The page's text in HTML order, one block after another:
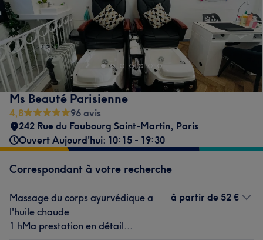
Ms Beauté Parisienne
4,8
96 avis
242 Rue du Faubourg Saint-Martin, Paris
Ouvert Aujourd'hui: 10:15 - 19:30
Correspondant à votre recherche
Massage du corps ayurvédique a
l'huile chaude
1 hMa prestation en détail...
à partir de 52 €